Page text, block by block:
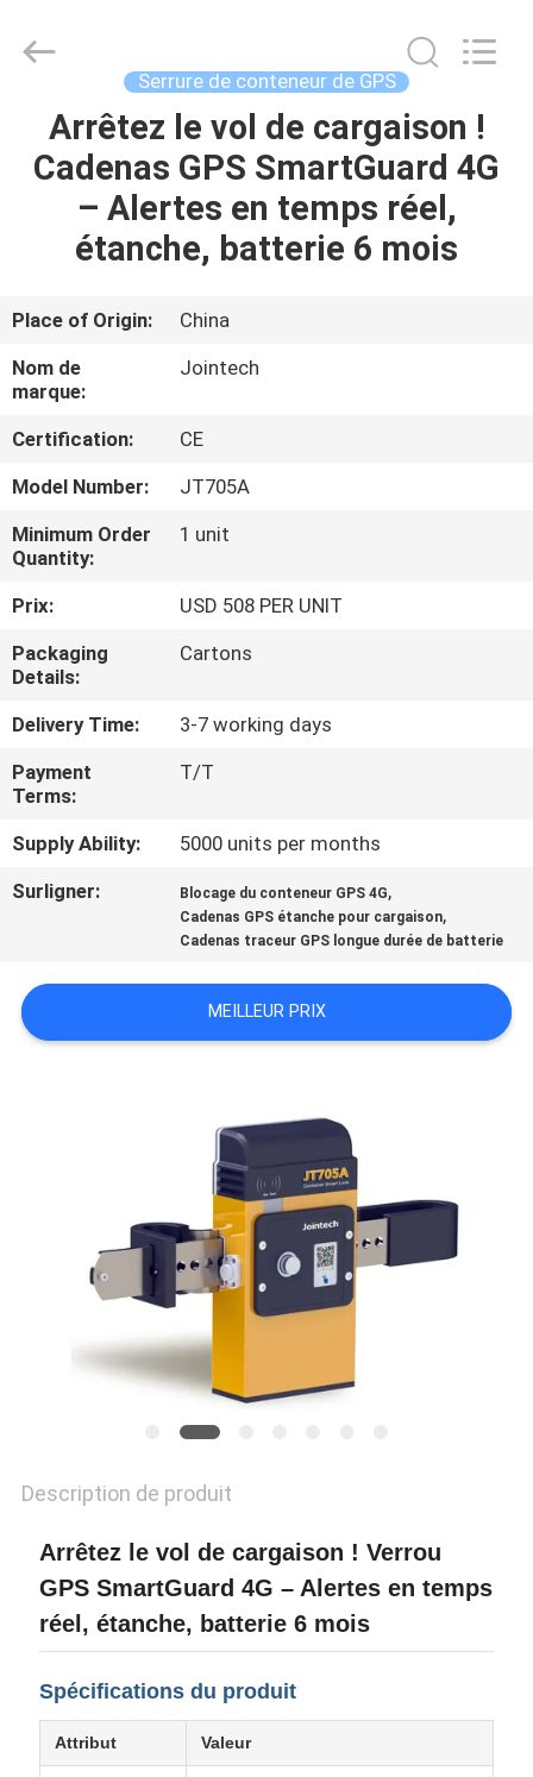
MAISON
PRODUITS
SHOW
AU
SUJET
DE
NOUS
VISITE
CONTRÔLE
QUALITÉ
CONTACTEZ-
NOUS
DEMANDEZ
PRIVACY
POLICY
Technology
Reserved.
Serrure de conteneur de GPS
Arrêtez le vol de cargaison !
Cadenas GPS SmartGuard 4G
– Alertes en temps réel,
étanche, batterie 6 mois
Place of Origin:
China
Nom de
marque:
Jointech
Certification:
CE
Model Number:
JT705A
Minimum Order
Quantity:
1 unit
Prix:
USD 508 PER UNIT
Packaging
Details:
Cartons
Delivery Time:
3-7 working days
Payment
Terms:
T/T
Supply Ability:
5000 units per months
Surligner:
Blocage du conteneur GPS 4G,
Cadenas GPS étanche pour cargaison,
Cadenas traceur GPS longue durée de batterie
MEILLEUR PRIX
Description de produit
Arrêtez le vol de cargaison ! Verrou
GPS SmartGuard 4G – Alertes en temps
réel, étanche, batterie 6 mois
Spécifications du produit
Attribut Valeur